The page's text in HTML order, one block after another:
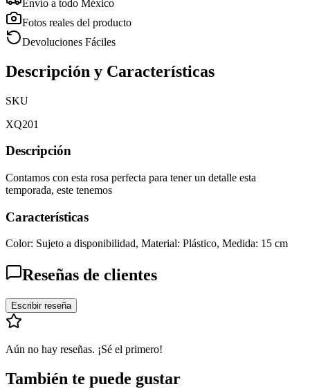
Envío a todo México
Fotos reales del producto
Devoluciones Fáciles
Descripción y Características
SKU
XQ201
Descripción
Contamos con esta rosa perfecta para tener un detalle esta
temporada, este tenemos
Características
Color: Sujeto a disponibilidad, Material: Plástico, Medida: 15 cm
Reseñas de clientes
Escribir reseña
Aún no hay reseñas. ¡Sé el primero!
También te puede gustar